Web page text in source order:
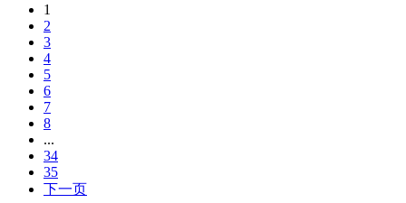
1
2
3
4
5
6
7
8
...
34
35
下一页